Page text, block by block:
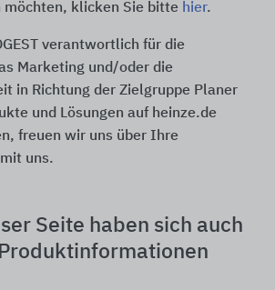
möchten, klicken Sie bitte hier.
verantwortlich für die
Marketing und/oder die
in Richtung der Zielgruppe Planer
und Lösungen auf heinze.de
freuen wir uns über Ihre
mit uns.
Seite haben sich auch